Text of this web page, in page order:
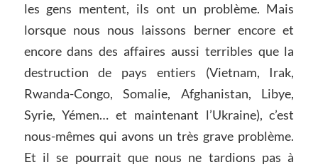
les gens mentent, ils ont un problème. Mais
lorsque nous nous laissons berner encore et
encore dans des affaires aussi terribles que la
destruction de pays entiers (Vietnam, Irak,
Rwanda-Congo, Somalie, Afghanistan, Libye,
Syrie, Yémen… et maintenant l’Ukraine), c’est
nous-mêmes qui avons un très grave problème.
Et il se pourrait que nous ne tardions pas à